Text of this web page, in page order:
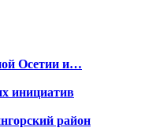
Осетии и…
инициатив
район